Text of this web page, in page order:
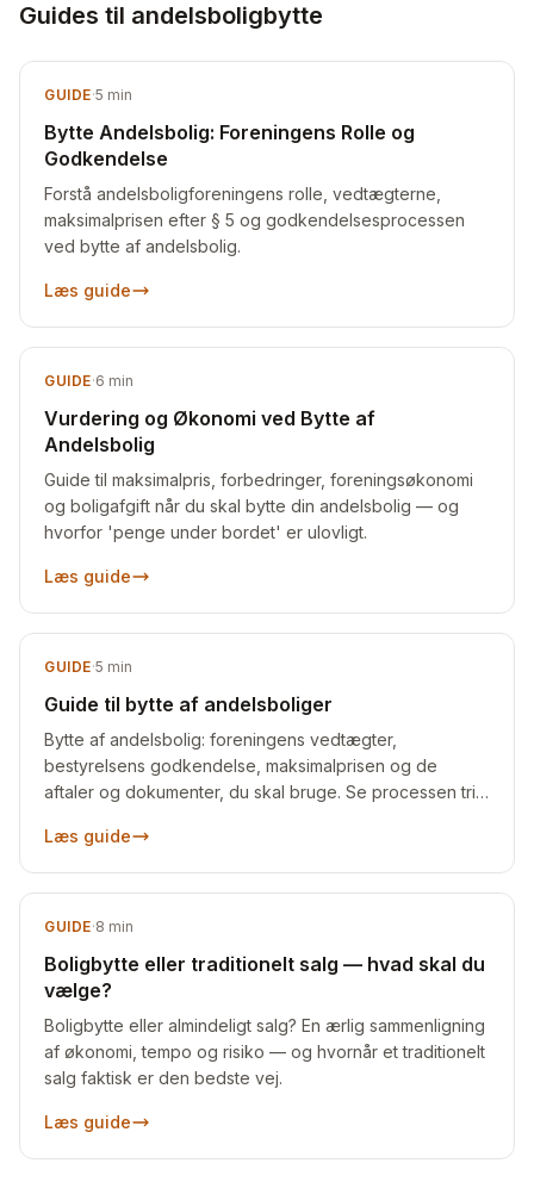
Guides til andelsboligbytte
GUIDE·5 min
Bytte Andelsbolig: Foreningens Rolle og
Godkendelse
Forstå andelsboligforeningens rolle, vedtægterne,
maksimalprisen efter § 5 og godkendelsesprocessen
ved bytte af andelsbolig.
Læs guide
GUIDE·6 min
Vurdering og Økonomi ved Bytte af
Andelsbolig
Guide til maksimalpris, forbedringer, foreningsøkonomi
og boligafgift når du skal bytte din andelsbolig — og
hvorfor 'penge under bordet' er ulovligt.
Læs guide
GUIDE·5 min
Guide til bytte af andelsboliger
Bytte af andelsbolig: foreningens vedtægter,
bestyrelsens godkendelse, maksimalprisen og de
aftaler og dokumenter, du skal bruge. Se processen trin
Læs guide
GUIDE·8 min
Boligbytte eller traditionelt salg — hvad skal du
vælge?
Boligbytte eller almindeligt salg? En ærlig sammenligning
af økonomi, tempo og risiko — og hvornår et traditionelt
salg faktisk er den bedste vej.
Læs guide